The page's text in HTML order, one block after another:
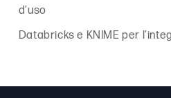
d’uso
Databricks e KNIME per